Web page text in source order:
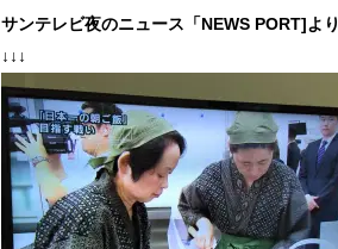
サンテレビ夜のニュース「NEWS PORT]より
↓↓↓